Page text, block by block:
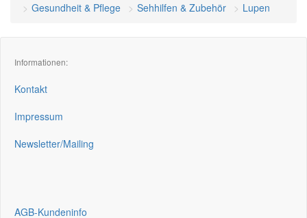
Gesundheit & Pflege
Sehhilfen & Zubehör Lupen
Informationen:
Kontakt
Impressum
Newsletter/Mailing
AGB-Kundeninfo